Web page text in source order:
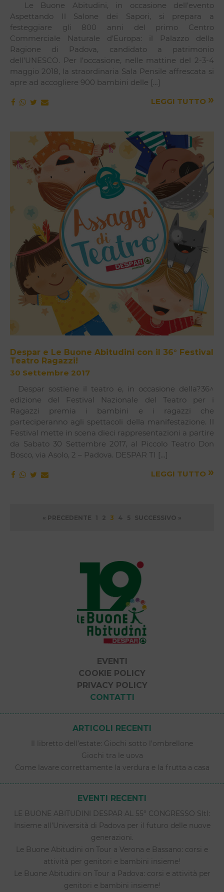
Le Buone Abitudini, in occasione dell’evento
Aspettando Il Salone dei Sapori, si prepara a
festeggiare gli 800 anni del primo Centro
Commerciale Naturale d’Europa: il Palazzo della
Ragione di Padova, candidato a patrimonio
dell’UNESCO. Per l’occasione, nelle mattine del 2-3-4
maggio 2018, la straordinaria Sala Pensile affrescata si
apre ad accogliere 900 bambini delle […]
LEGGI TUTTO »
Despar e Le Buone Abitudini con il 36° Festival
Teatro Ragazzi!
30 Settembre 2017
Despar sostiene il teatro e, in occasione della?36^
edizione del Festival Nazionale del Teatro per i
Ragazzi premia i bambini e i ragazzi che
parteciperanno agli spettacoli della manifestazione. Il
Festival mette in scena dieci rappresentazioni a partire
da Sabato 30 Settembre 2017, al Piccolo Teatro Don
Bosco, via Asolo, 2 – Padova. DESPAR TI […]
LEGGI TUTTO »
Paginazione
« PRECEDENTE 1 2 3 4 5 SUCCESSIVO »
EVENTI
COOKIE POLICY
PRIVACY POLICY
CONTATTI
ARTICOLI RECENTI
Il libretto dell’estate: Giochi sotto l’ombrellone
Giochi tra le uova
Come lavare correttamente la verdura e la frutta a casa
EVENTI RECENTI
LE BUONE ABITUDINI DESPAR AL 55° CONGRESSO SItI:
Insieme all’Università di Padova per il futuro delle nuove
generazioni.
Le Buone Abitudini on Tour a Verona e Bassano: corsi e
attività per genitori e bambini insieme!
Le Buone Abitudini on Tour a Padova: corsi e attività per
genitori e bambini insieme!